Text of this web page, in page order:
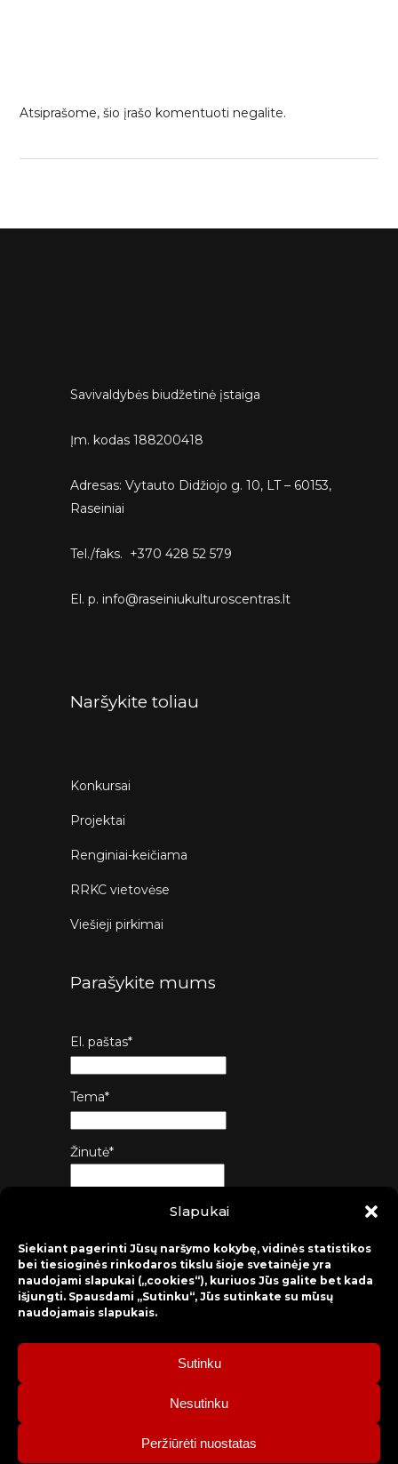
Slapukai
Siekiant pagerinti Jūsų naršymo kokybę, vidinės statistikos
bei tiesioginės rinkodaros tikslu šioje svetainėje yra
naudojami slapukai („cookies“), kuriuos Jūs galite bet kada
išjungti. Spausdami „Sutinku“, Jūs sutinkate su mūsų
naudojamais slapukais.
Sutinku
Nesutinku
Peržiūrėti nuostatas
Atsiprašome, šio įrašo komentuoti negalite.
Savivaldybės biudžetinė įstaiga
Įm. kodas 188200418
Adresas: Vytauto Didžiojo g. 10, LT – 60153,
Raseiniai
Tel./faks. +370 428 52 579
El. p. info@raseiniukulturoscentras.lt
Naršykite toliau
Konkursai
Projektai
Renginiai-keičiama
RRKC vietovėse
Viešieji pirkimai
Parašykite mums
El. paštas*
Tema*
Žinutė*
2026 © Raseinių rajono kultūros centras